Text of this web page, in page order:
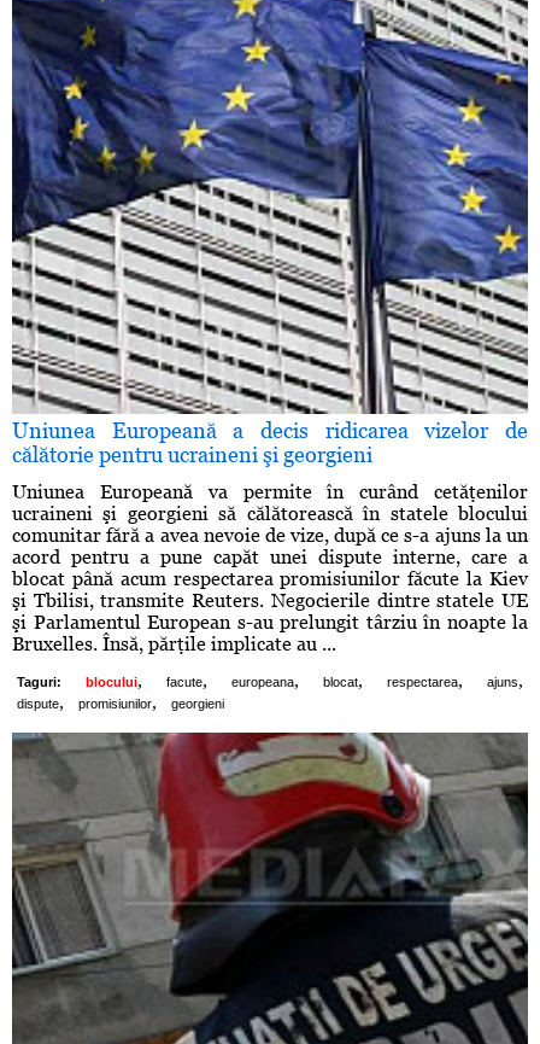
Uniunea Europeană a decis ridicarea vizelor de
călătorie pentru ucraineni şi georgieni
Uniunea Europeană va permite în curând cetăţenilor
ucraineni şi georgieni să călătorească în statele blocului
comunitar fără a avea nevoie de vize, după ce s-a ajuns la un
acord pentru a pune capăt unei dispute interne, care a
blocat până acum respectarea promisiunilor făcute la Kiev
şi Tbilisi, transmite Reuters. Negocierile dintre statele UE
şi Parlamentul European s-au prelungit târziu în noapte la
Bruxelles. Însă, părţile implicate au ...
Taguri: blocului, facute, europeana, blocat, respectarea, ajuns,
dispute, promisiunilor, georgieni